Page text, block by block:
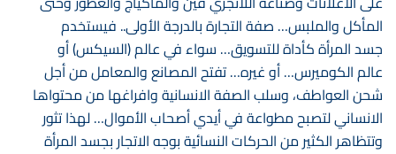
المأكل والملبس… صفة التجارة بالدرجة الأولى.. فيستخدم
جسد المرأة كأداة للتسويق… سواء في عالم (السيكس) أو
عالم الكوميرس… أو غيره… تفتح المصانع والمعامل من أجل
شحن العواطف، وسلب الصفة الانسانية وافراغها من محتواها
الانساني لتصبح مطواعة في أيدي أصحاب الأموال… لهذا تثور
وتتظاهر الكثير من الحركات النسائية بوجه الاتجار بجسد المرأة